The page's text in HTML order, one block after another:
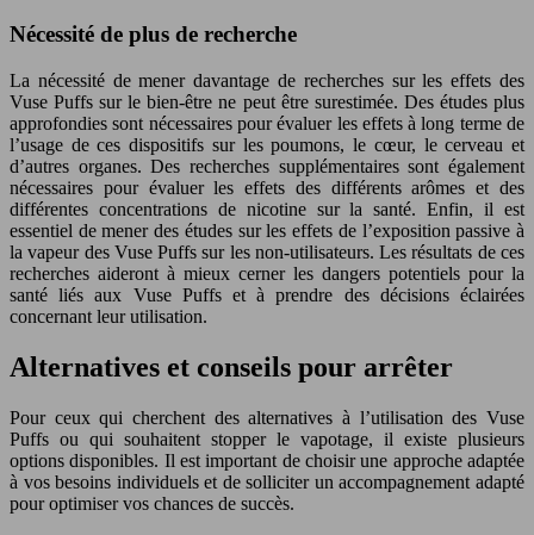
Nécessité de plus de recherche
La nécessité de mener davantage de recherches sur les effets des
Vuse Puffs sur le bien-être ne peut être surestimée. Des études plus
approfondies sont nécessaires pour évaluer les effets à long terme de
l’usage de ces dispositifs sur les poumons, le cœur, le cerveau et
d’autres organes. Des recherches supplémentaires sont également
nécessaires pour évaluer les effets des différents arômes et des
différentes concentrations de nicotine sur la santé. Enfin, il est
essentiel de mener des études sur les effets de l’exposition passive à
la vapeur des Vuse Puffs sur les non-utilisateurs. Les résultats de ces
recherches aideront à mieux cerner les dangers potentiels pour la
santé liés aux Vuse Puffs et à prendre des décisions éclairées
concernant leur utilisation.
Alternatives et conseils pour arrêter
Pour ceux qui cherchent des alternatives à l’utilisation des Vuse
Puffs ou qui souhaitent stopper le vapotage, il existe plusieurs
options disponibles. Il est important de choisir une approche adaptée
à vos besoins individuels et de solliciter un accompagnement adapté
pour optimiser vos chances de succès.